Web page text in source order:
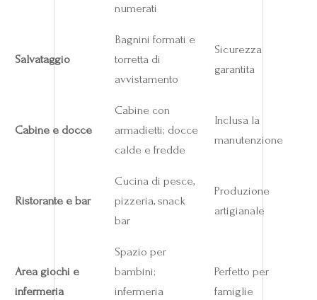
numerati
Salvataggio
Bagnini formati e
torretta di
avvistamento
Sicurezza
garantita
Cabine e docce
Cabine con
armadietti; docce
calde e fredde
Inclusa la
manutenzione
Ristorante e bar
Cucina di pesce,
pizzeria, snack
bar
Produzione
artigianale
Area giochi e
infermeria
Spazio per
bambini;
infermeria
Perfetto per
famiglie